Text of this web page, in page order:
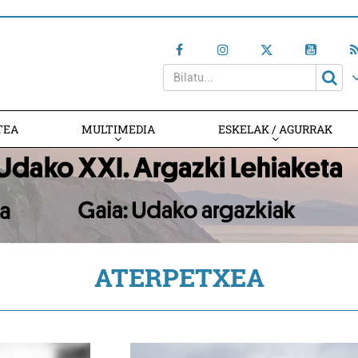
MULTIMEDIA ESKELAK / AGURRAK
ATERPETXEA